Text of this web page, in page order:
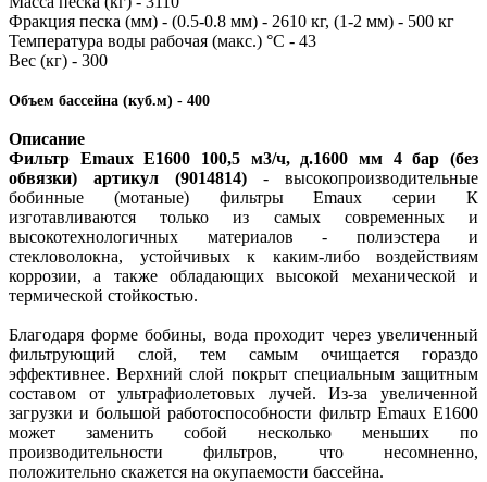
Фракция песка (мм) - (0.5-0.8 мм) - 2610 кг, (1-2 мм) - 500 кг
Температура воды рабочая (макс.) °C - 43
Вес (кг) - 300
Объем бассейна (куб.м) - 400
Описание
Фильтр Emaux E1600 100,5 м3/ч, д.1600 мм 4 бар (без
обвязки) артикул (9014814) - высокопроизводительные
бобинные (мотаные) фильтры Emaux серии К
изготавливаются только из самых современных и
высокотехнологичных материалов - полиэстера и
стекловолокна, устойчивых к каким-либо воздействиям
коррозии, а также обладающих высокой механической и
термической стойкостью.
Благодаря форме бобины, вода проходит через увеличенный
фильтрующий слой, тем самым очищается гораздо
эффективнее. Верхний слой покрыт специальным защитным
составом от ультрафиолетовых лучей. Из-за увеличенной
загрузки и большой работоспособности фильтр Emaux Е1600
может заменить собой несколько меньших по
производительности фильтров, что несомненно,
положительно скажется на окупаемости бассейна.